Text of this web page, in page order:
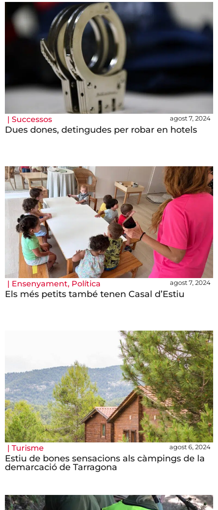
| Successos agost 7, 2024
Dues dones, detingudes per robar en hotels
| Ensenyament, Política agost 7, 2024
Els més petits també tenen Casal d’Estiu
| Turisme agost 6, 2024
Estiu de bones sensacions als càmpings de la
demarcació de Tarragona